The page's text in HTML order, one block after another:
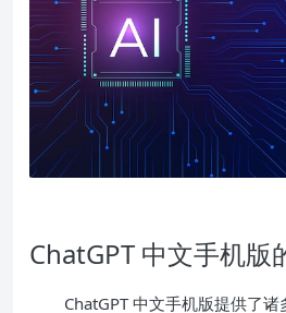
ChatGPT 中文手机版
ChatGPT 中文手机版提供了